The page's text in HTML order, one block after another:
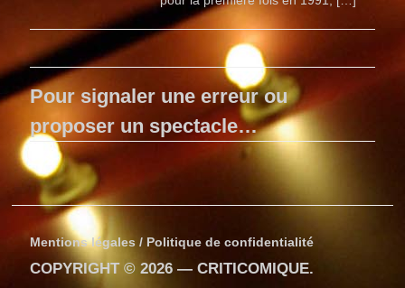
Pour signaler une erreur ou
proposer un spectacle…
Mentions légales / Politique de confidentialité
COPYRIGHT © 2026 —CRITICOMIQUE.